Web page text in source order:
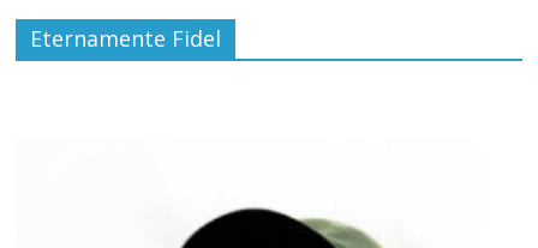
Eternamente Fidel